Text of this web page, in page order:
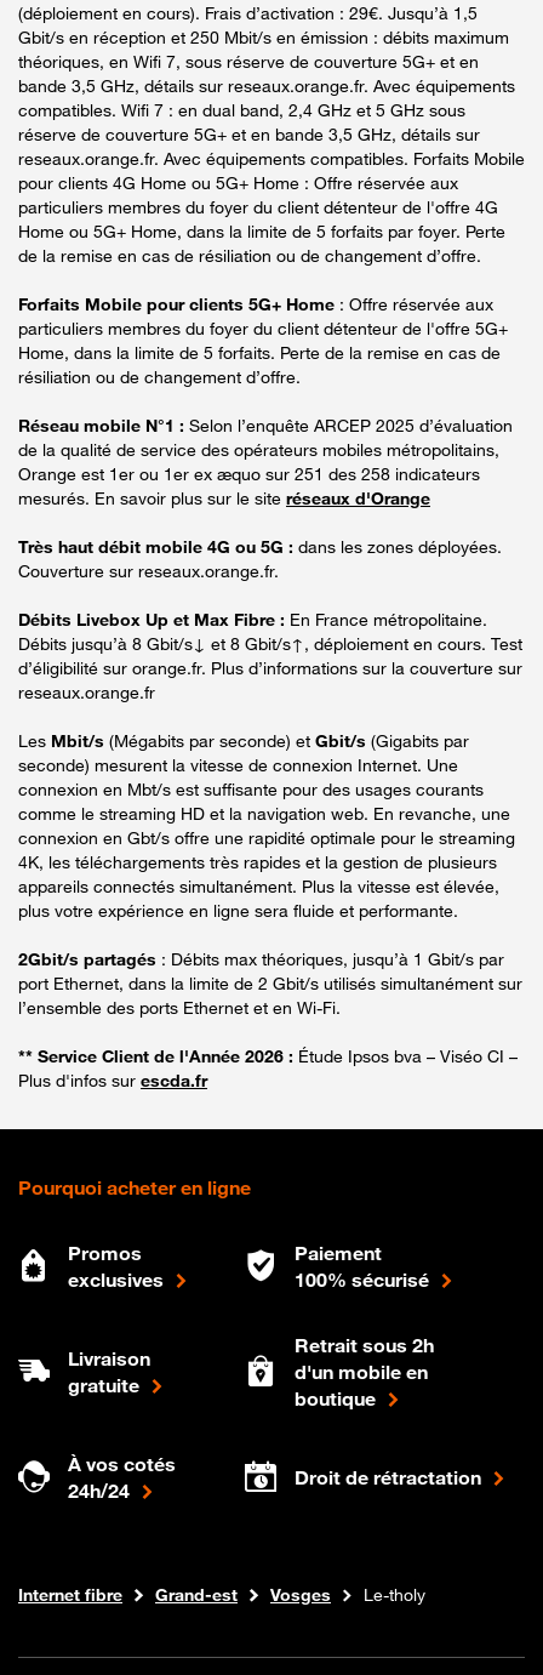
(déploiement en cours). Frais d’activation : 29€. Jusqu’à 1,5
Gbit/s en réception et 250 Mbit/s en émission : débits maximum
théoriques, en Wifi 7, sous réserve de couverture 5G+ et en
bande 3,5 GHz, détails sur reseaux.orange.fr. Avec équipements
compatibles. Wifi 7 : en dual band, 2,4 GHz et 5 GHz sous
réserve de couverture 5G+ et en bande 3,5 GHz, détails sur
reseaux.orange.fr. Avec équipements compatibles. Forfaits Mobile
pour clients 4G Home ou 5G+ Home : Offre réservée aux
particuliers membres du foyer du client détenteur de l'offre 4G
Home ou 5G+ Home, dans la limite de 5 forfaits par foyer. Perte
de la remise en cas de résiliation ou de changement d’offre.
Forfaits Mobile pour clients 5G+ Home : Offre réservée aux
particuliers membres du foyer du client détenteur de l'offre 5G+
Home, dans la limite de 5 forfaits. Perte de la remise en cas de
résiliation ou de changement d’offre.
Réseau mobile N°1 : Selon l’enquête ARCEP 2025 d’évaluation
de la qualité de service des opérateurs mobiles métropolitains,
Orange est 1er ou 1er ex æquo sur 251 des 258 indicateurs
mesurés. En savoir plus sur le site réseaux d'Orange
Très haut débit mobile 4G ou 5G : dans les zones déployées.
Couverture sur reseaux.orange.fr.
Débits Livebox Up et Max Fibre : En France métropolitaine.
Débits jusqu’à 8 Gbit/s↓ et 8 Gbit/s↑, déploiement en cours. Test
d’éligibilité sur orange.fr. Plus d’informations sur la couverture sur
reseaux.orange.fr
Les Mbit/s (Mégabits par seconde) et Gbit/s (Gigabits par
seconde) mesurent la vitesse de connexion Internet. Une
connexion en Mbt/s est suffisante pour des usages courants
comme le streaming HD et la navigation web. En revanche, une
connexion en Gbt/s offre une rapidité optimale pour le streaming
4K, les téléchargements très rapides et la gestion de plusieurs
appareils connectés simultanément. Plus la vitesse est élevée,
plus votre expérience en ligne sera fluide et performante.
2Gbit/s partagés : Débits max théoriques, jusqu’à 1 Gbit/s par
port Ethernet, dans la limite de 2 Gbit/s utilisés simultanément sur
l’ensemble des ports Ethernet et en Wi-Fi.
** Service Client de l'Année 2026 : Étude Ipsos bva – Viséo CI –
Plus d'infos sur escda.fr
Pourquoi acheter en ligne
Promos
exclusives
Paiement
100% sécurisé
Livraison
gratuite
Retrait sous 2h
d'un mobile en
boutique
À vos cotés
24h/24
Droit de rétractation
Boutique Orange
Internet fibre Grand-est Vosges Le-tholy